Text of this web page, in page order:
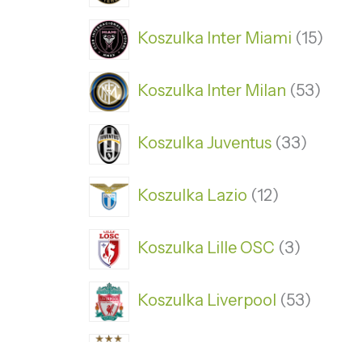
Koszulka Inter Miami 15
Koszulka Inter Milan 53
Koszulka Juventus 33
Koszulka Lazio 12
Koszulka Lille OSC 3
Koszulka Liverpool 53